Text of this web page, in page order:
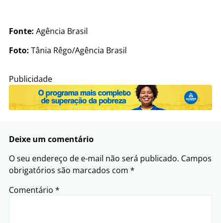
Fonte: Agência Brasil
Foto: Tânia Rêgo/Agência Brasil
Publicidade
Deixe um comentário
O seu endereço de e-mail não será publicado. Campos
obrigatórios são marcados com *
Comentário *